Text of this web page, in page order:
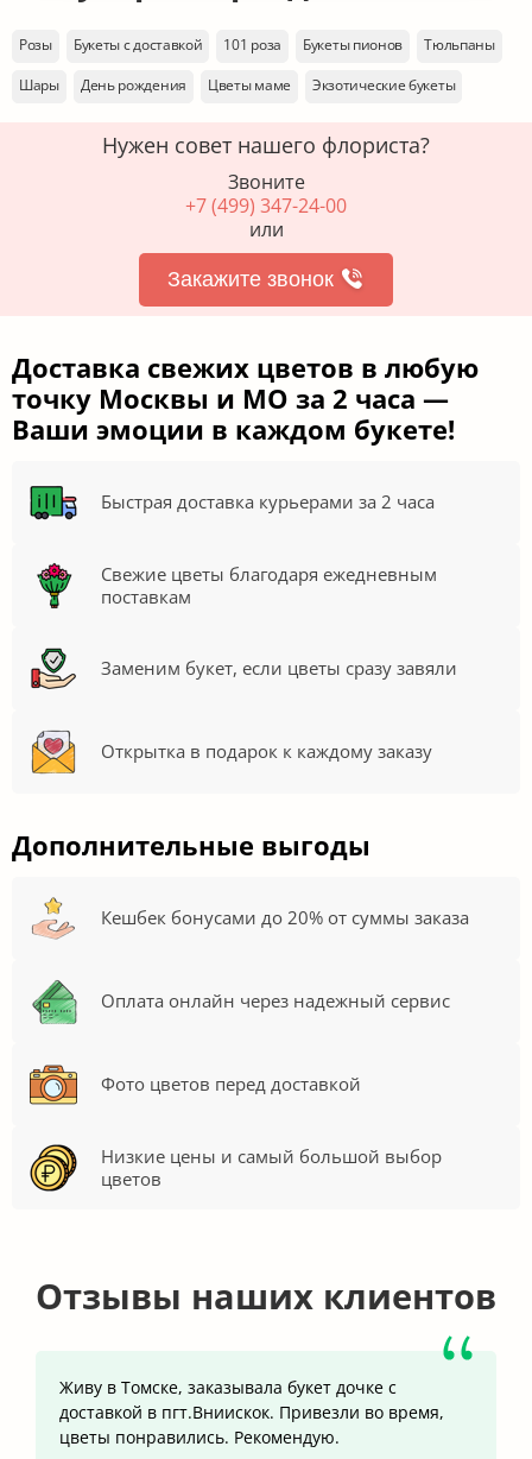
Розы Букеты с доставкой 101 роза Букеты пионов
Тюльпаны
Шары
День рождения Цветы маме Экзотические букеты
Нужен совет нашего флориста?
Звоните
+7 (499) 347-24-00
или
Закажите звонок
Доставка свежих цветов в любую
точку Москвы и МО за 2 часа —
Ваши эмоции в каждом букете!
Быстрая доставка курьерами за 2 часа
Свежие цветы благодаря ежедневным
поставкам
Заменим букет, если цветы сразу завяли
Открытка в подарок к каждому заказу
Дополнительные выгоды
Кешбек бонусами до 20% от суммы заказа
Оплата онлайн через надежный сервис
Фото цветов перед доставкой
Низкие цены и самый большой выбор
цветов
Отзывы наших клиентов
Живу в Томске, заказывала букет дочке с
доставкой в пгт.Вниискок. Привезли во время,
цветы понравились. Рекомендую.